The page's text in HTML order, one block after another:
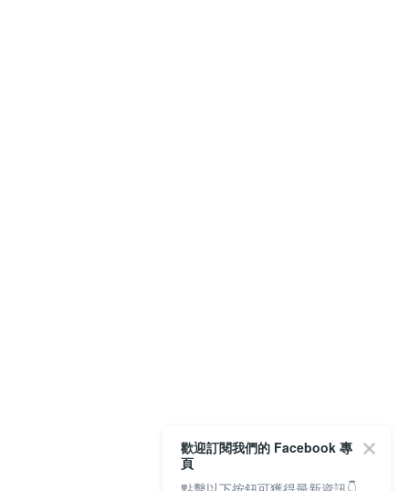
歡迎訂閱我們的 Facebook 專
頁